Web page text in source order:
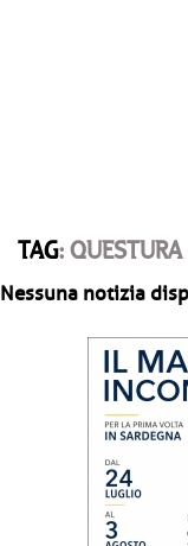
TAG: QUESTURA
Nessuna notizia